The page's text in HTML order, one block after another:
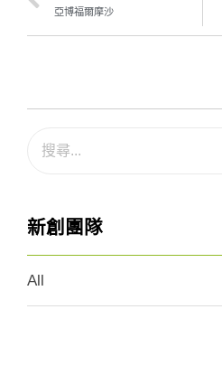
新創團隊
All
亞博福爾摩沙